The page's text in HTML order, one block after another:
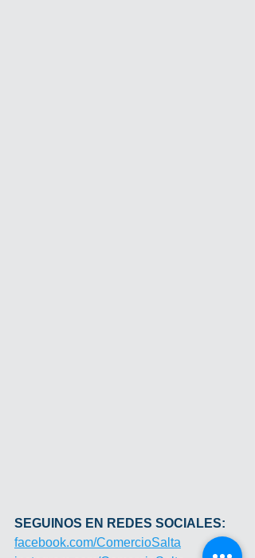
SEGUINOS EN REDES SOCIALES:
facebook.com/ComercioSalta